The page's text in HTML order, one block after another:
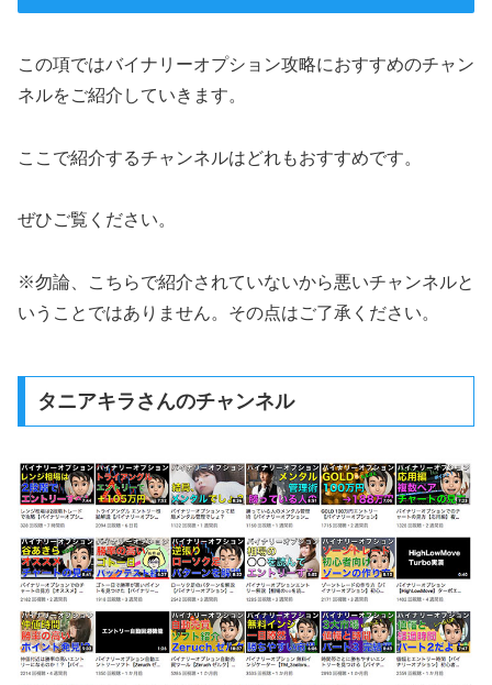
この項ではバイナリーオプション攻略におすすめのチャン
ネルをご紹介していきます。
ここで紹介するチャンネルはどれもおすすめです。
ぜひご覧ください。
※勿論、こちらで紹介されていないから悪いチャンネルと
いうことではありません。その点はご了承ください。
タニアキラさんのチャンネル